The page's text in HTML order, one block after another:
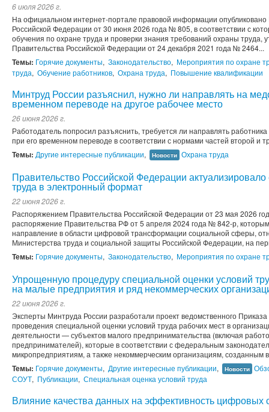
6 июля 2026 г.
На официальном интернет-портале правовой информации
Российской Федерации от 30 июня 2026 года № 805, в соответствии с
обучения по охране труда и проверки знания требований охраны
Правительства Российской Федерации от 24 декабря 2021 года № 2464...
Темы: Горячие документы, Законодательство, Мероприятия по охране
труда, Обучение работников, Охрана труда, Повышение квалификации
Минтруд России разъяснил, нужно ли направлять на
временном переводе на другое рабочее место
26 июня 2026 г.
Работодатель попросил разъяснить, требуется ли направлять
при его временном переводе в соответствии с нормами частей второй и
Темы: Другие интересные публикации, Новости Охрана труда
Правительство Российской Федерации
труда в электронный формат
22 июня 2026 г.
Распоряжением Правительства Российской Федерации от 23 мая 2026
распоряжение Правительства РФ от 5 апреля 2024 года № 842-р,
направление в области цифровой трансформации социальной сферы,
Министерства труда и социальной защиты Российской Федерации, на
Темы: Горячие документы, Законодательство, Мероприятия по охране
Упрощенную процедуру специальной оценки условий
на малые предприятия и ряд некоммерческих
22 июня 2026 г.
Эксперты Минтруда России разработали проект ведомственного
проведения специальной оценки условий труда рабочих мест в
деятельности — субъектов малого предпринимательства (включая
предпринимателей), которые в соответствии с федеральным
микропредприятиям, а также некоммерческим организациям,
Темы: Горячие документы, Другие интересные публикации, Новости
СОУТ, Публикации, Специальная оценка условий труда
Влияние качества данных на эффективность цифровых